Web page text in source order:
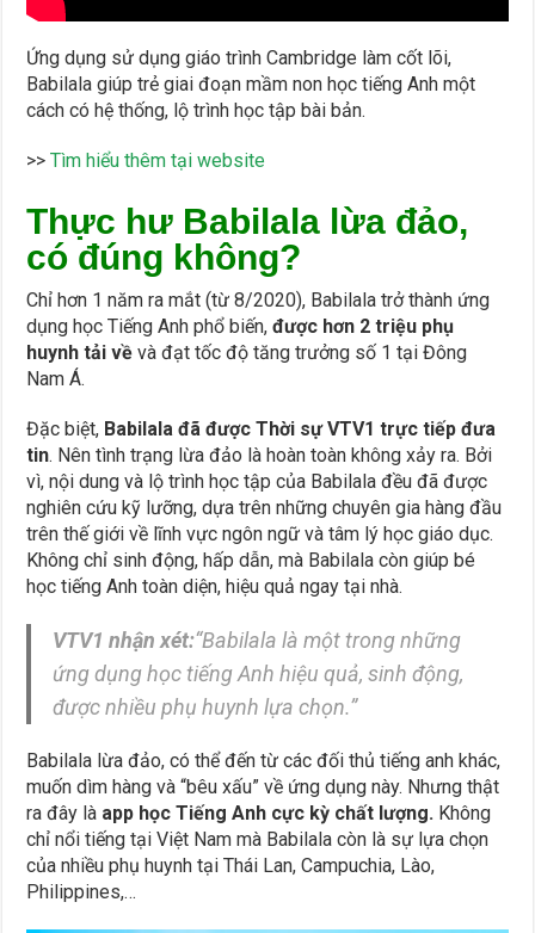
Ứng dụng sử dụng giáo trình Cambridge làm cốt lõi,
Babilala giúp trẻ giai đoạn mầm non học tiếng Anh một
cách có hệ thống, lộ trình học tập bài bản.
>>Tìm hiểu thêm tại website
Thực hư Babilala lừa đảo,
có đúng không?
Chỉ hơn 1 năm ra mắt (từ 8/2020), Babilala trở thành ứng
dụng học Tiếng Anh phổ biến,được hơn 2 triệu phụ
huynh tải về và đạt tốc độ tăng trưởng số 1 tại Đông
Nam Á.
Đặc biệt, Babilala đã được Thời sự VTV1 trực tiếp đưa
tin. Nên tình trạng lừa đảo là hoàn toàn không xảy ra. Bởi
vì, nội dung và lộ trình học tập của Babilala đều đã được
nghiên cứu kỹ lưỡng, dựa trên những chuyên gia hàng đầu
trên thế giới về lĩnh vực ngôn ngữ và tâm lý học giáo dục.
Không chỉ sinh động, hấp dẫn, mà Babilala còn giúp bé
học tiếng Anh toàn diện, hiệu quả ngay tại nhà.
VTV1 nhận xét:“Babilala là một trong những
ứng dụng học tiếng Anh hiệu quả, sinh động,
được nhiều phụ huynh lựa chọn.”
Babilala lừa đảo, có thể đến từ các đối thủ tiếng anh khác,
muốn dìm hàng và “bêu xấu” về ứng dụng này. Nhưng thật
ra đây là app học Tiếng Anh cực kỳ chất lượng. Không
chỉ nổi tiếng tại Việt Nam mà Babilala còn là sự lựa chọn
của nhiều phụ huynh tại Thái Lan, Campuchia, Lào,
Philippines,…